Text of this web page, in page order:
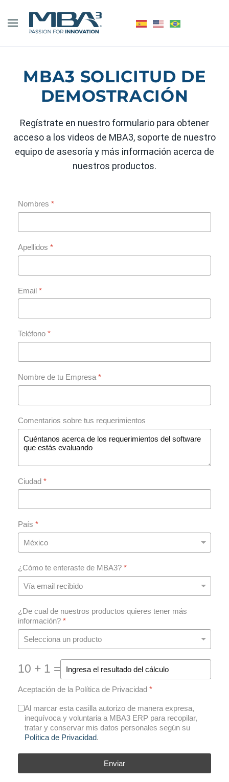
MBA3 SOLICITUD DE
DEMOSTRACIÓN
Regístrate en nuestro formulario para obtener
acceso a los videos de MBA3, soporte de nuestro
equipo de asesoría y más información acerca de
nuestros productos.
Nombres *
Apellidos *
Email *
Teléfono *
Nombre de tu Empresa *
Comentarios sobre tus requerimientos
Ciudad *
País *
¿Cómo te enteraste de MBA3? *
¿De cual de nuestros productos quieres tener más
información? *
10 + 1 =
Aceptación de la Política de Privacidad *
Al marcar esta casilla autorizo de manera expresa,
inequívoca y voluntaria a MBA3 ERP para recopilar,
tratar y conservar mis datos personales según su
Política de Privacidad.
Enviar